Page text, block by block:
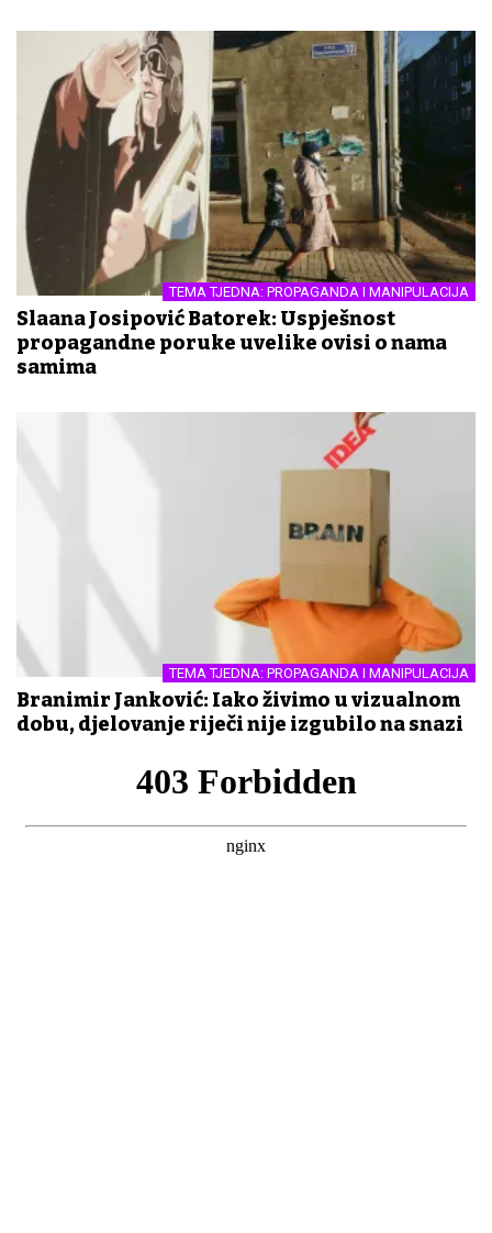
TEMA TJEDNA: PROPAGANDA I MANIPULACIJA
Slađana Josipović Batorek: Uspješnost
propagandne poruke uvelike ovisi o nama
samima
TEMA TJEDNA: PROPAGANDA I MANIPULACIJA
Branimir Janković: Iako živimo u vizualnom
dobu, djelovanje riječi nije izgubilo na snazi